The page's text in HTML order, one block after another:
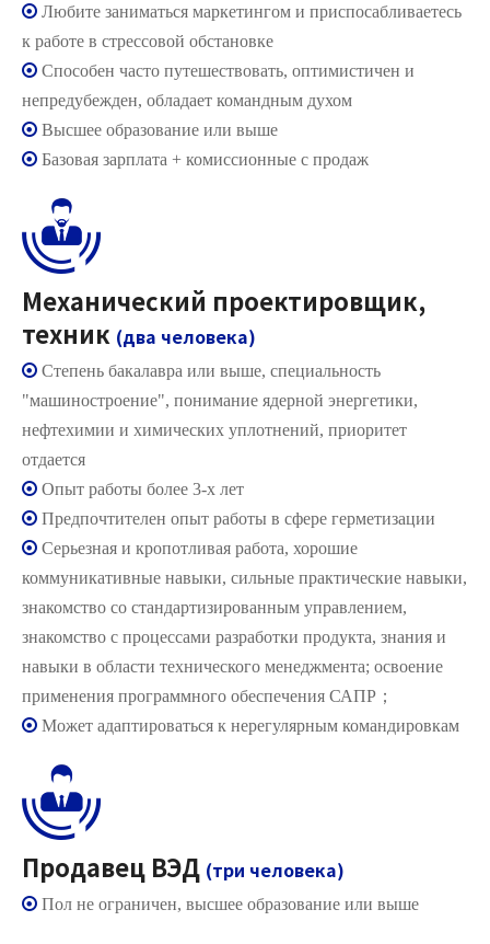
 Любите заниматься маркетингом и приспосабливаетесь
к работе в стрессовой обстановке
 Способен часто путешествовать, оптимистичен и
непредубежден, обладает командным духом
 Высшее образование или выше
 Базовая зарплата + комиссионные с продаж
Механический проектировщик,
техник (два человека)
 Степень бакалавра или выше, специальность
"машиностроение", понимание ядерной энергетики,
нефтехимии и химических уплотнений, приоритет
отдается
 Опыт работы более 3-х лет
 Предпочтителен опыт работы в сфере герметизации
 Серьезная и кропотливая работа, хорошие
коммуникативные навыки, сильные практические навыки,
знакомство со стандартизированным управлением,
знакомство с процессами разработки продукта, знания и
навыки в области технического менеджмента; освоение
применения программного обеспечения САПР；
 Может адаптироваться к нерегулярным командировкам
Продавец ВЭД (три человека)
 Пол не ограничен, высшее образование или выше